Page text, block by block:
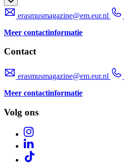
erasmusmagazine@em.eur.nl
Meer contactinformatie
Contact
erasmusmagazine@em.eur.nl
Meer contactinformatie
Volg ons